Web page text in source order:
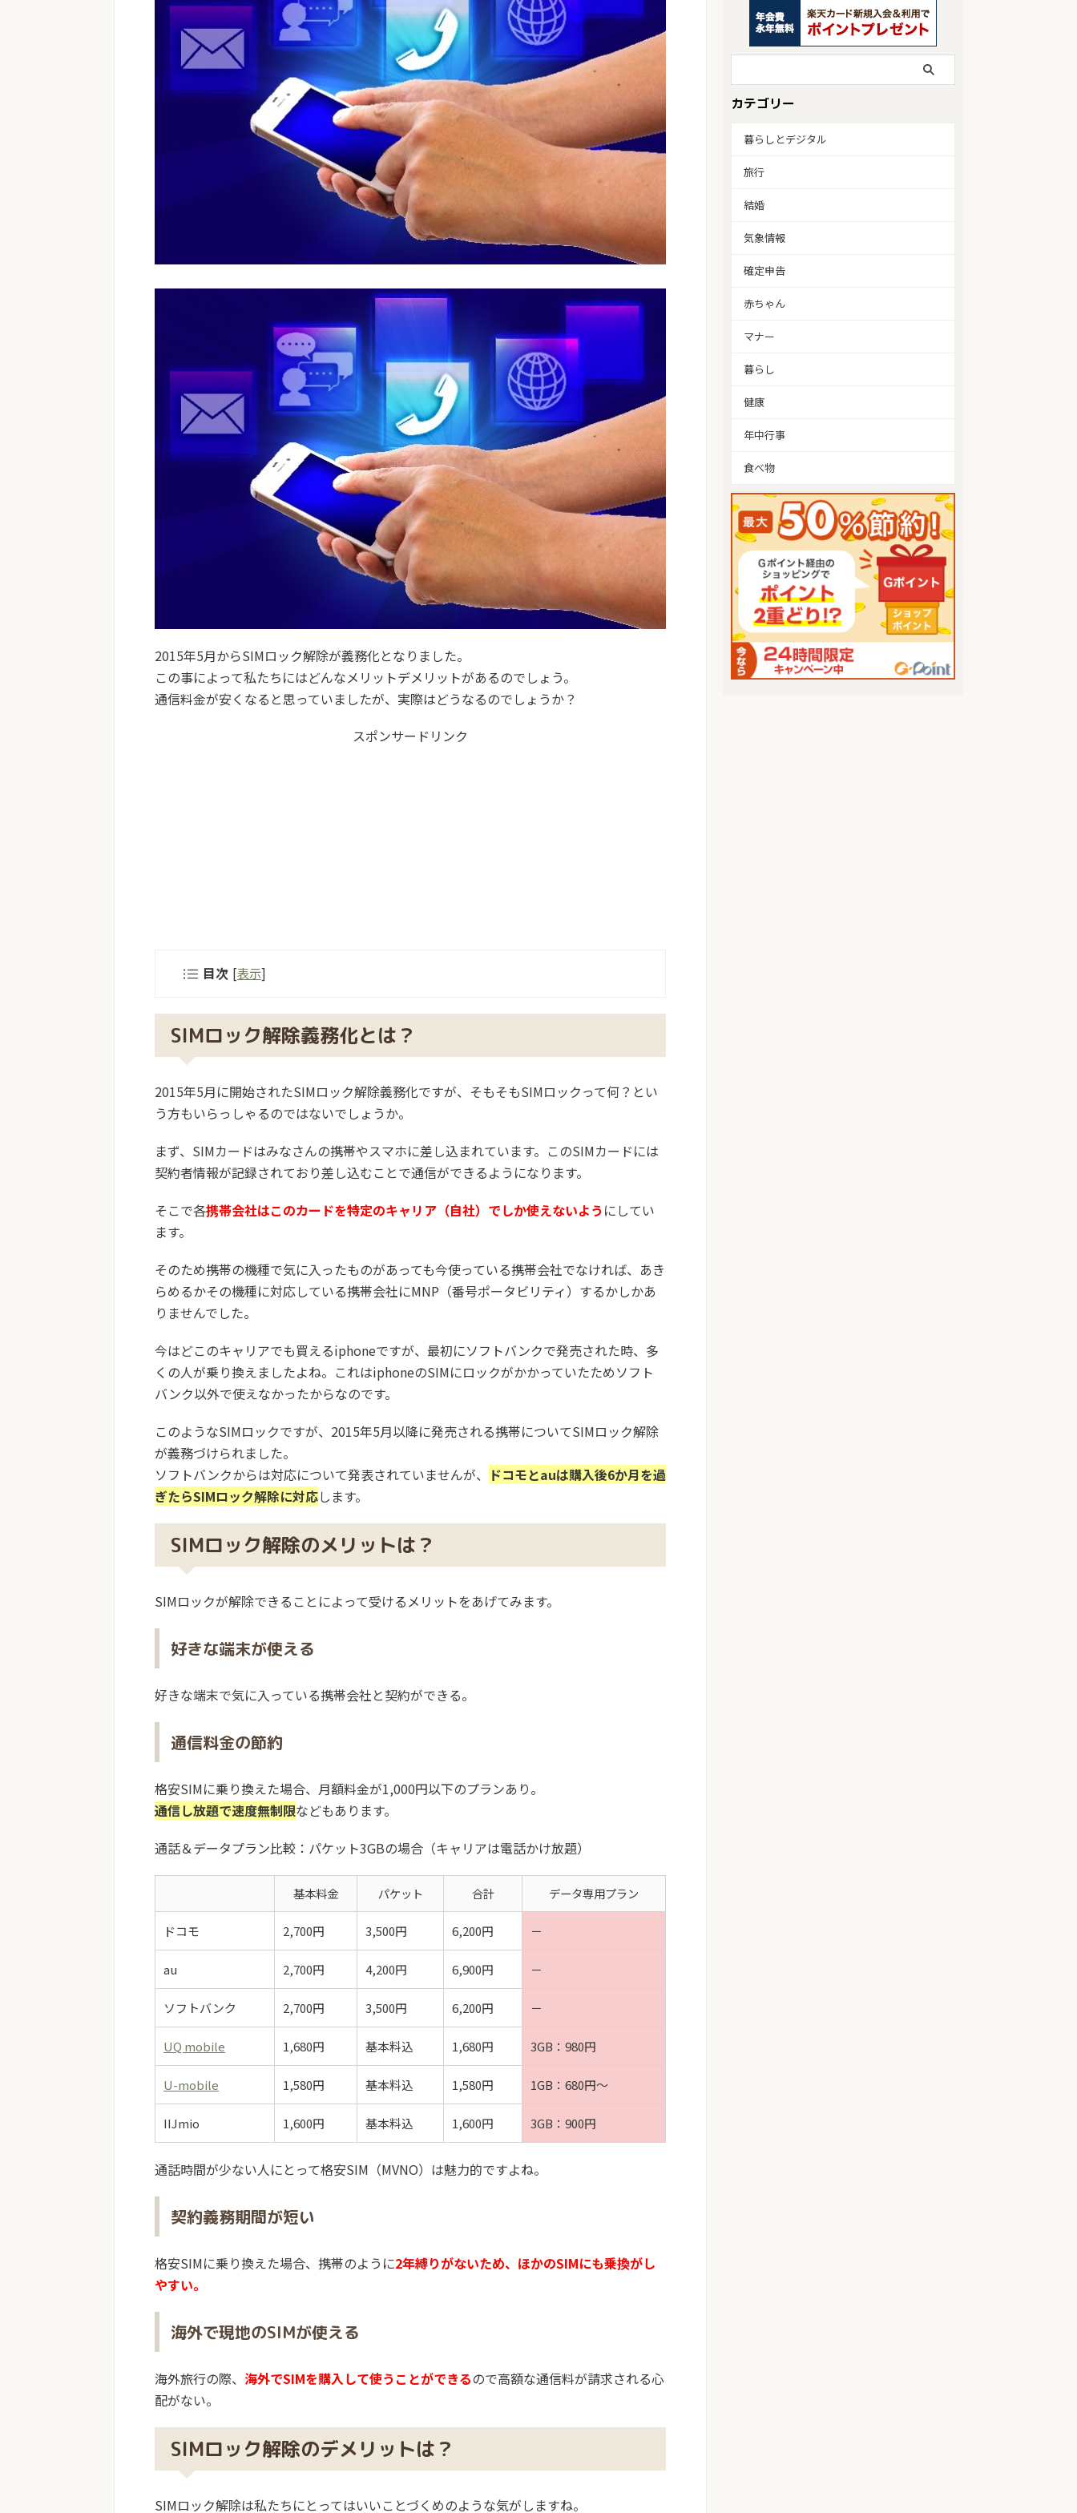
2015年5月からSIMロック解除が義務化となりました。
この事によって私たちにはどんなメリットデメリットがあるのでしょう。
通信料金が安くなると思っていましたが、実際はどうなるのでしょうか？
スポンサードリンク
目次 [表示]
SIMロック解除義務化とは？
2015年5月に開始されたSIMロック解除義務化ですが、そもそもSIMロックって何？とい
う方もいらっしゃるのではないでしょうか。
まず、SIMカードはみなさんの携帯やスマホに差し込まれています。このSIMカードには
契約者情報が記録されており差し込むことで通信ができるようになります。
そこで各携帯会社はこのカードを特定のキャリア（自社）でしか使えないようにしてい
ます。
そのため携帯の機種で気に入ったものがあっても今使っている携帯会社でなければ、あき
らめるかその機種に対応している携帯会社にMNP（番号ポータビリティ）するかしかあ
りませんでした。
今はどこのキャリアでも買えるiphoneですが、最初にソフトバンクで発売された時、多
くの人が乗り換えましたよね。これはiphoneのSIMにロックがかかっていたためソフト
バンク以外で使えなかったからなのです。
このようなSIMロックですが、2015年5月以降に発売される携帯についてSIMロック解除
が義務づけられました。
ソフトバンクからは対応について発表されていませんが、 ドコモとauは購入後6か月を過
ぎたらSIMロック解除に対応します。
SIMロック解除のメリットは？
SIMロックが解除できることによって受けるメリットをあげてみます。
好きな端末が使える
好きな端末で気に入っている携帯会社と契約ができる。
通信料金の節約
格安SIMに乗り換えた場合、月額料金が1,000円以下のプランあり。
通信し放題で速度無制限などもあります。
通話＆データプラン比較：パケット3GBの場合（キャリアは電話かけ放題）
基本料金 パケット 合計 データ専用プラン
ドコモ 2,700円 3,500円 6,200円 －
au 2,700円 4,200円 6,900円 －
ソフトバンク 2,700円 3,500円 6,200円 －
UQ mobile 1,680円 基本料込 1,680円 3GB：980円
U-mobile 1,580円 基本料込 1,580円 1GB：680円～
IIJmio 1,600円 基本料込 1,600円 3GB：900円
通話時間が少ない人にとって格安SIM（MVNO）は魅力的ですよね。
契約義務期間が短い
格安SIMに乗り換えた場合、携帯のように2年縛りがないため、ほかのSIMにも乗換がし
やすい。
海外で現地のSIMが使える
海外旅行の際、 海外でSIMを購入して使うことができるので高額な通信料が請求される心
配がない。
SIMロック解除のデメリットは？
SIMロック解除は私たちにとってはいいことづくめのような気がしますね。
カテゴリー
暮らしとデジタル
旅行
結婚
気象情報
確定申告
赤ちゃん
マナー
暮らし
健康
年中行事
食べ物